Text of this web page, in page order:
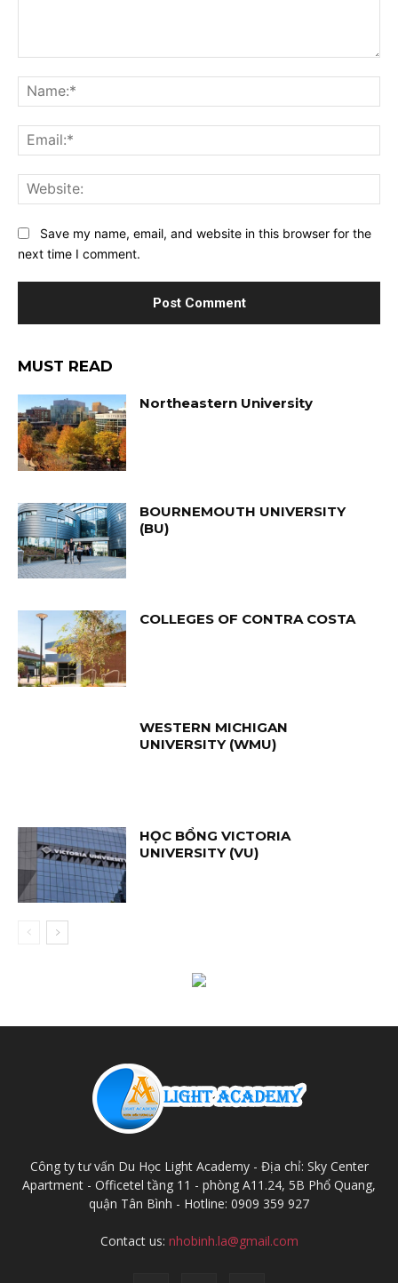
Save my name, email, and website in this browser for the
next time I comment.
MUST READ
Northeastern University
BOURNEMOUTH UNIVERSITY
(BU)
COLLEGES OF CONTRA COSTA
WESTERN MICHIGAN
UNIVERSITY (WMU)
HỌC BỔNG VICTORIA
UNIVERSITY (VU)
Công ty tư vấn Du Học Light Academy - Địa chỉ: Sky Center
Apartment - Officetel tầng 11 - phòng A11.24, 5B Phổ Quang,
quận Tân Bình - Hotline: 0909 359 927
Contact us: nhobinh.la@gmail.com